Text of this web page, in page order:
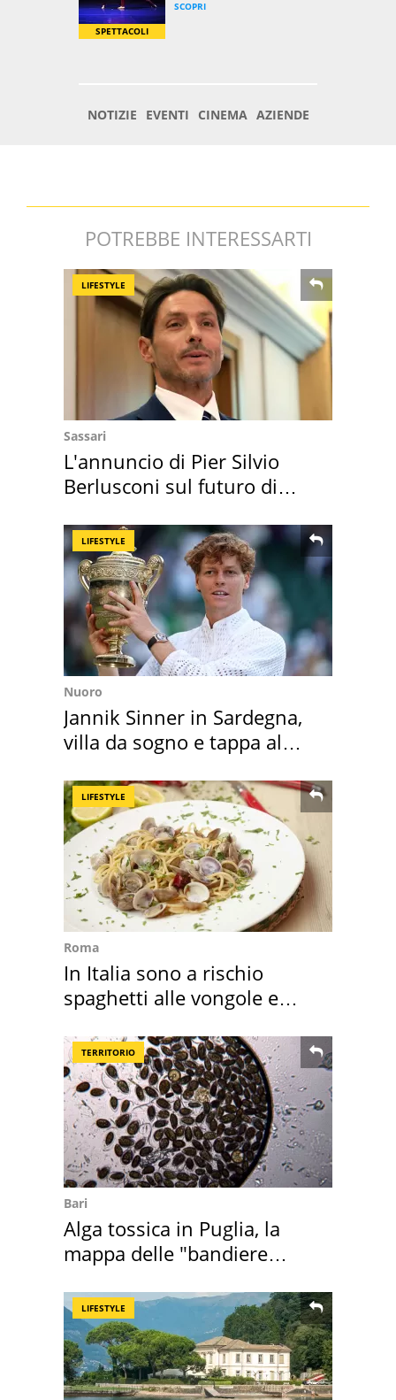
POTREBBE INTERESSARTI
LIFESTYLE
Sassari
L'annuncio di Pier Silvio
Berlusconi sul futuro di
LIFESTYLE
Nuoro
Jannik Sinner in Sardegna,
villa da sogno e tappa al
LIFESTYLE
Roma
In Italia sono a rischio
spaghetti alle vongole e
TERRITORIO
Bari
Alga tossica in Puglia, la
mappa delle "bandiere
LIFESTYLE